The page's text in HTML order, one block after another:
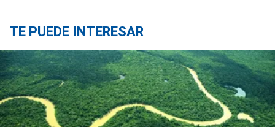
TE PUEDE INTERESAR